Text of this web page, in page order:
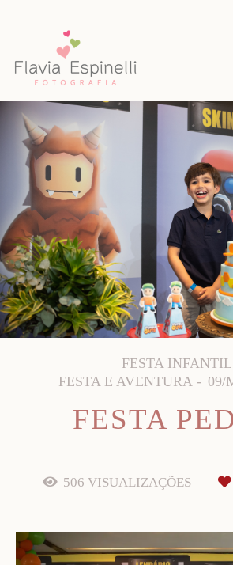
FESTA INFANTIL
FESTA E AVENTURA
09/
FESTA
506 VISUALIZAÇÕES